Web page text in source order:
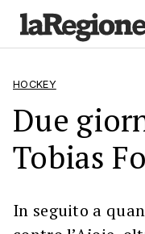
HOCKEY
Due
Tobias
In seguito a